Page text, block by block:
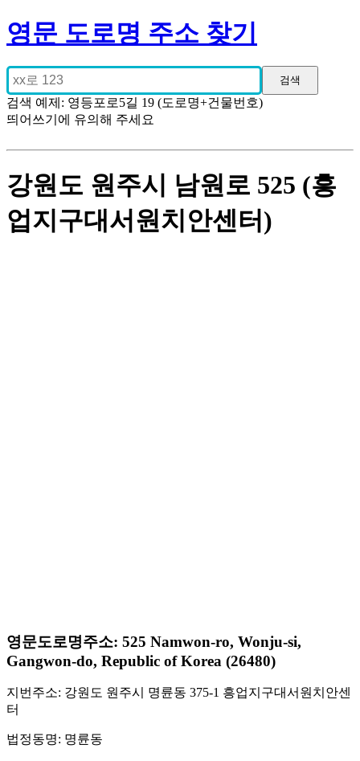
영문 도로명 주소 찾기
검색 예제: 영등포로5길 19 (도로명+건물번호)
띄어쓰기에 유의해 주세요
강원도 원주시 남원로 525 (흥
업지구대서원치안센터)
영문도로명주소: 525 Namwon-ro, Wonju-si,
Gangwon-do, Republic of Korea (26480)
지번주소: 강원도 원주시 명륜동 375-1 흥업지구대서원치안센
터
법정동명: 명륜동